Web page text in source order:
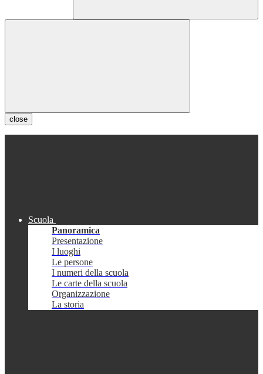
close
Scuola
Panoramica
Presentazione
I luoghi
Le persone
I numeri della scuola
Le carte della scuola
Organizzazione
La storia